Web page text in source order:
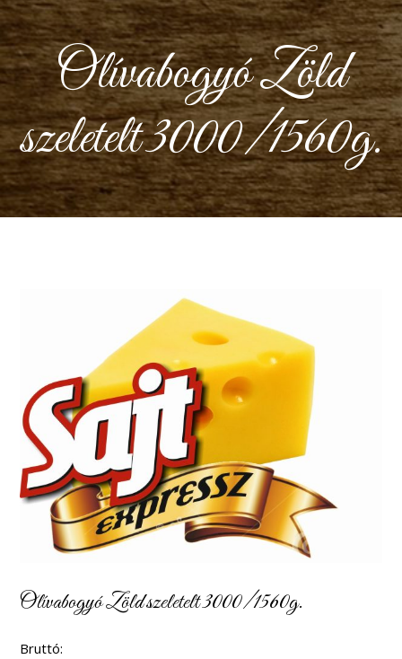
Olívabogyó Zöld
szeletelt 3000/1560g.
Olívabogyó Zöld szeletelt 3000/1560g.
Bruttó: